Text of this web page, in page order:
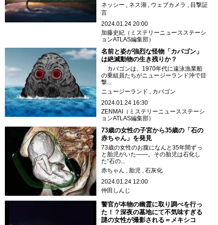
ネッシー
ネス湖 ウェブカメラ
目撃証
言
2024.01.24 20:00
加藤史紀（ミステリーニュースステーシ
ョンATLAS編集部）
名前と姿が強烈な怪物「カバゴン」
は絶滅動物の生き残りか？
カバゴンは、1970年代に遠泳漁業船
の乗組員たちがニュージーランド沖で目
撃...
ニュージーランド
カバゴン
2024.01.24 16:30
ZENMAI（ミステリーニュースステーシ
ョンATLAS編集部）
73歳の女性の子宮から35歳の「石の
赤ちゃん」を発見
73歳の女性のお腹になんと35年間ずっ
と胎児がいた――。その胎児は石化し
た“石の...
赤ちゃん
胎児
石灰化
2024.01.24 12:00
仲田しんじ
警官が本物の幽霊に取り調べを行っ
た！？深夜の墓地にて不気味すぎる
謎の女性が撮影される＝メキシコ